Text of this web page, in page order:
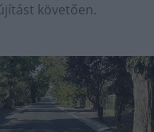
követően.